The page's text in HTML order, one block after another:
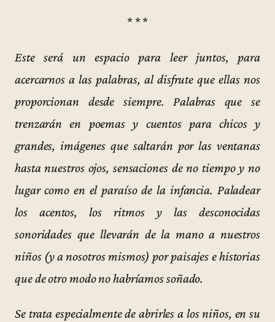
* * *
Este será un espacio para leer juntos, para
acercarnos a las palabras, al disfrute que ellas nos
proporcionan desde siempre. Palabras que se
trenzarán en poemas y cuentos para chicos y
grandes, imágenes que saltarán por las ventanas
hasta nuestros ojos, sensaciones de no tiempo y no
lugar como en el paraíso de la infancia. Paladear
los acentos, los ritmos y las desconocidas
sonoridades que llevarán de la mano a nuestros
niños (y a nosotros mismos) por paisajes e historias
que de otro modo no habríamos soñado.
Se trata especialmente de abrirles a los niños, en su